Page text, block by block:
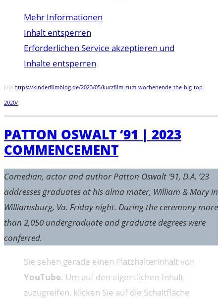
Mehr Informationen
Inhalt entsperren
Erforderlichen Service akzeptieren und
Inhalte entsperren
(via https://kinderfilmblog.de/2023/05/kurzfilm-zum-wochenende-the-big-top-
2020/)
PATTON OSWALT ‘91 | 2023
COMMENCEMENT
Comedian, actor and author Patton Oswalt ’91, D.A. ’23
addresses graduates at his alma mater, William & Mary in
Williamsburg, Va. Friday night. During the ceremony more
than 2,050 undergraduate and graduate degrees were
conferred.
Sie sehen gerade einen Platzhalterinhalt von
YouTube. Um auf den eigentlichen Inhalt
zuzugreifen, klicken Sie auf die Schaltfläche